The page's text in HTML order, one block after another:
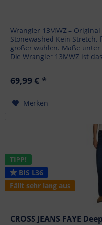
Wrangler 13MWZ –
Stonewashed Kein Stretch,
größer wählen. Maße
Die Wrangler 13MWZ ist
69,99 € *
Merken
TIPP!
BIS L36
Fällt sehr lang aus
CROSS JEANS FAYE